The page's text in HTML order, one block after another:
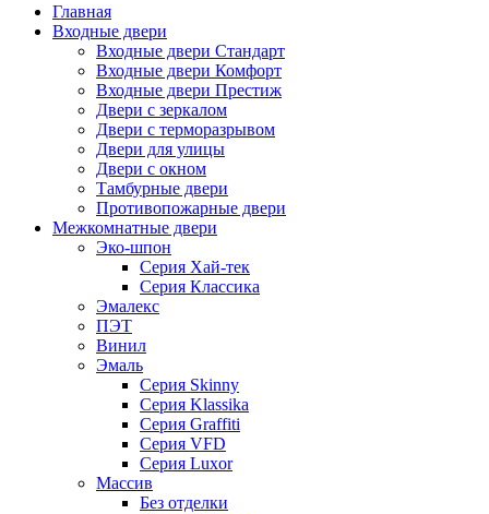
Главная
Входные двери
Входные двери Стандарт
Входные двери Комфорт
Входные двери Престиж
Двери с зеркалом
Двери с терморазрывом
Двери для улицы
Двери с окном
Тамбурные двери
Противопожарные двери
Межкомнатные двери
Эко-шпон
Серия Хай-тек
Серия Классика
Эмалекс
ПЭТ
Винил
Эмаль
Серия Skinny
Серия Klassika
Серия Graffiti
Серия VFD
Серия Luxor
Массив
Без отделки